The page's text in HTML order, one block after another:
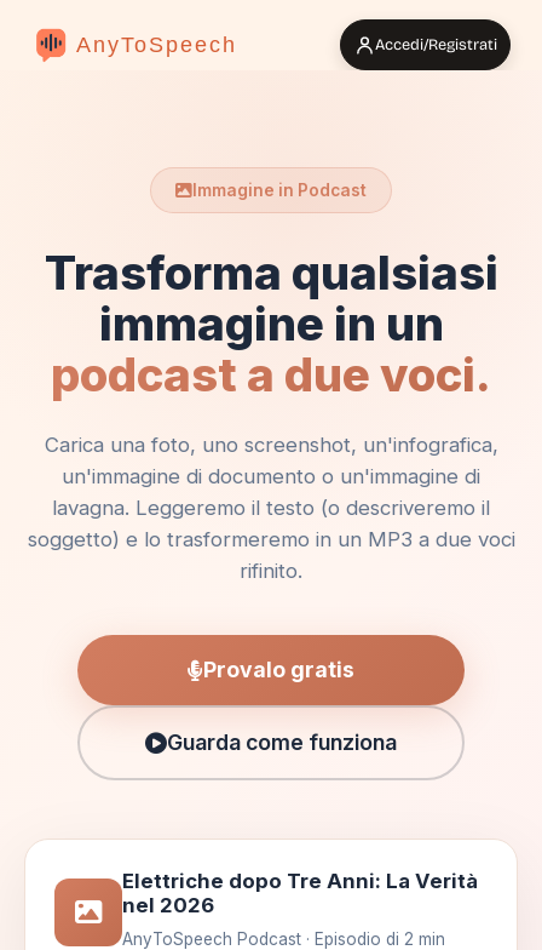
AnyToSpeech Accedi/Registrati
Immagine in Podcast
Trasforma qualsiasi
immagine in un
podcast a due voci.
Carica una foto, uno screenshot, un'infografica,
un'immagine di documento o un'immagine di
lavagna. Leggeremo il testo (o descriveremo il
soggetto) e lo trasformeremo in un MP3 a due voci
rifinito.
Provalo gratis
Guarda come funziona
Elettriche dopo Tre Anni: La Verità
nel 2026
AnyToSpeech Podcast · Episodio di 2 min